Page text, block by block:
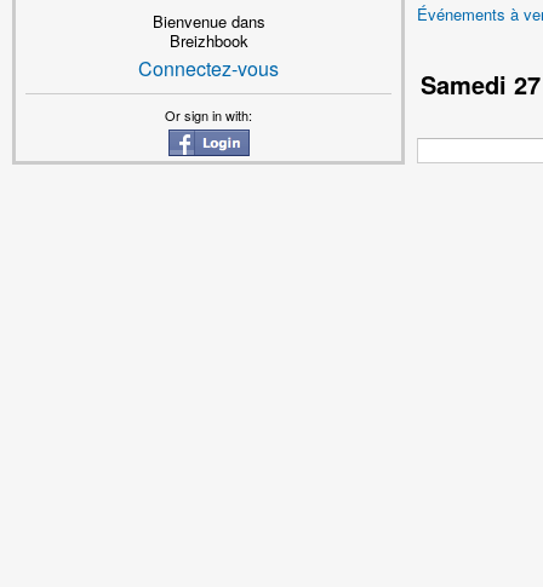
Bienvenue dans
Breizhbook
Connectez-vous
Or sign in with:
Événements à
Samedi